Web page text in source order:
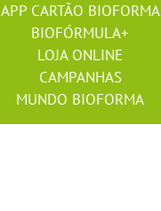
APP CARTÃO BIOFORMA
BIOFÓRMULA+
LOJA ONLINE
CAMPANHAS
MUNDO BIOFORMA